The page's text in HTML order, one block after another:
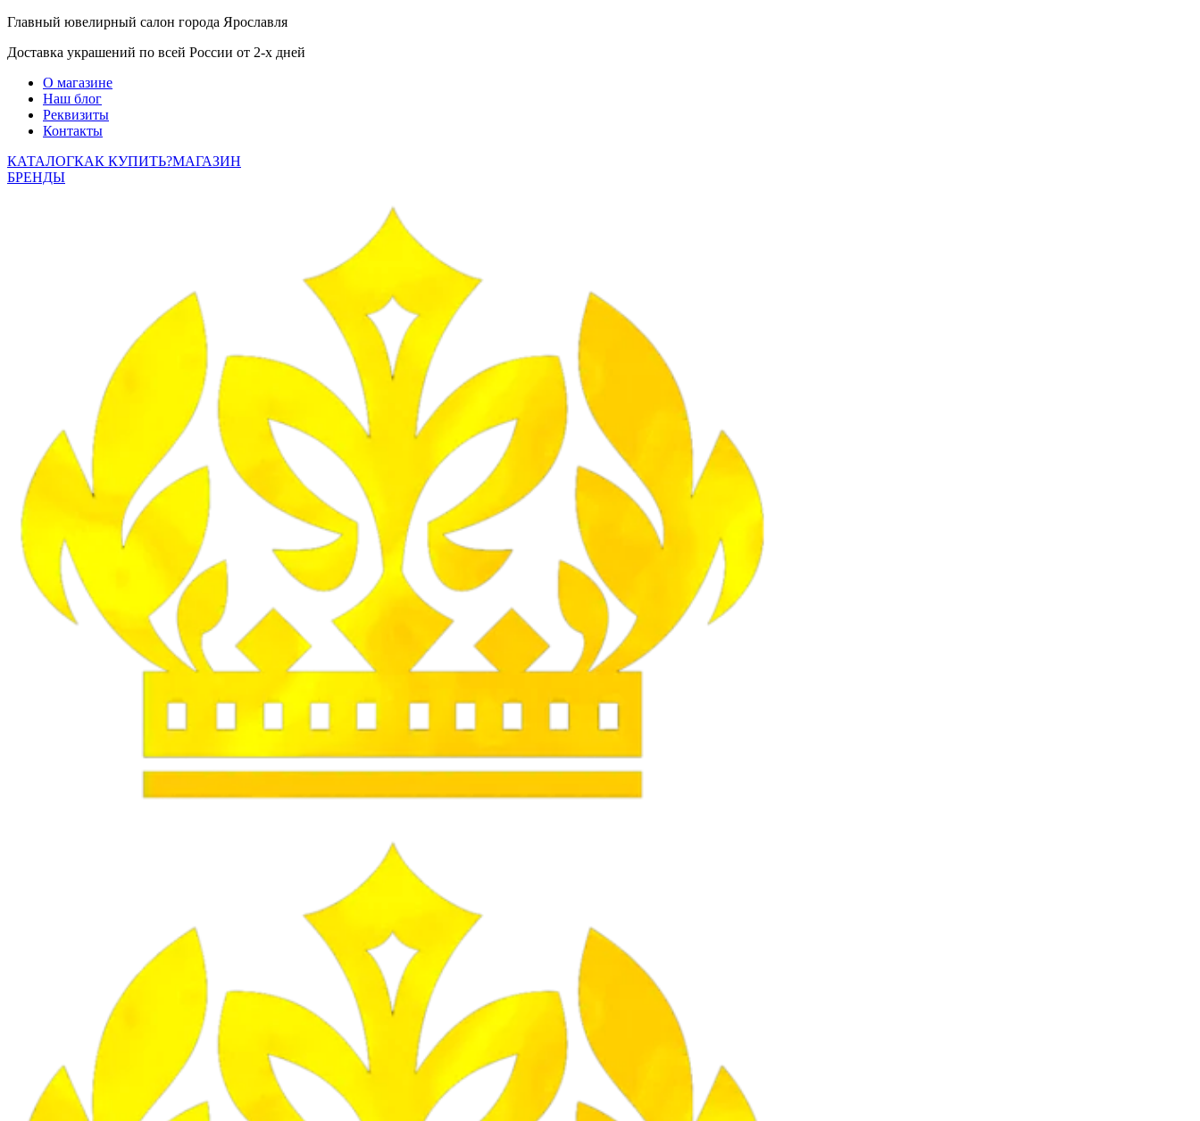
Главный ювелирный салон города Ярославля
Доставка украшений по всей России от 2-х дней
О магазине
Наш блог
Реквизиты
Контакты
КАТАЛОГКАК КУПИТЬ?МАГАЗИН
БРЕНДЫ